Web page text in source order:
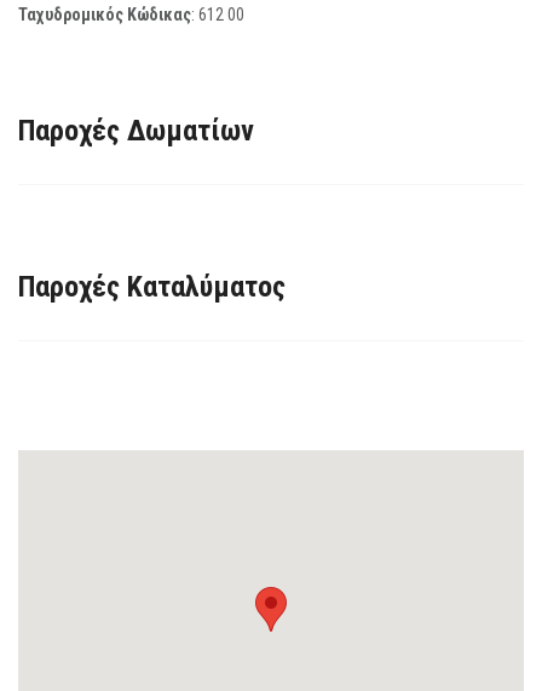
Ταχυδρομικός Κώδικας: 612 00
Παροχές Δωματίων
Παροχές Καταλύματος